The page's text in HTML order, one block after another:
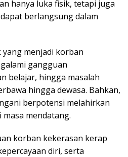
hanya luka fisik, tetapi juga
berlangsung dalam
menjadi korban
gangguan
belajar, hingga masalah
hingga dewasa. Bahkan,
berpotensi melahirkan
mendatang.
korban kekerasan kerap
diri, serta